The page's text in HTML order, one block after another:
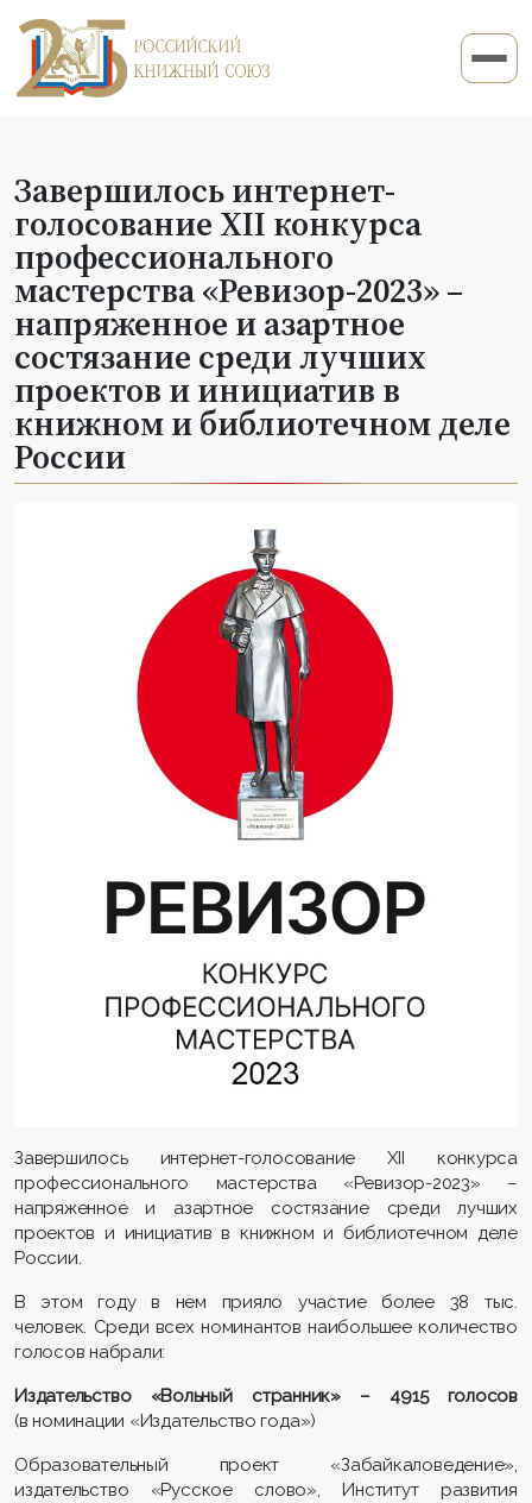
Завершилось интернет-
голосование XII конкурса
профессионального
мастерства «Ревизор-2023» –
напряженное и азартное
состязание среди лучших
проектов и инициатив в
книжном и библиотечном деле
России
Завершилось интернет-голосование XII конкурса
профессионального мастерства «Ревизор-2023» –
напряженное и азартное состязание среди лучших
проектов и инициатив в книжном и библиотечном деле
России.
В этом году в нем прияло участие более 38 тыс.
человек. Среди всех номинантов наибольшее количество
голосов набрали:
Издательство «Вольный странник» – 4915 голосов
(в номинации «Издательство года»)
Образовательный проект «Забайкаловедение»,
издательство «Русское слово», Институт развития